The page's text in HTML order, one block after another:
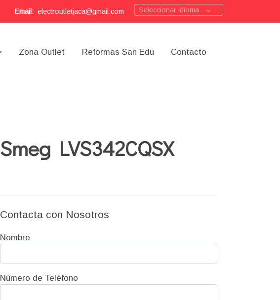
Email: electroutletjaca@gmail.com Seleccionar idioma
Zona Outlet Reformas San Edu Contacto
Smeg LVS342CQSX
Contacta con Nosotros
Nombre
Número de Teléfono